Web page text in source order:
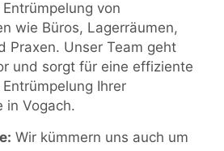
von
wie Büros, Lagerräumen,
Praxen. Unser Team geht
und sorgt für eine effiziente
Ihrer
in Vogach.
Wir kümmern uns auch um